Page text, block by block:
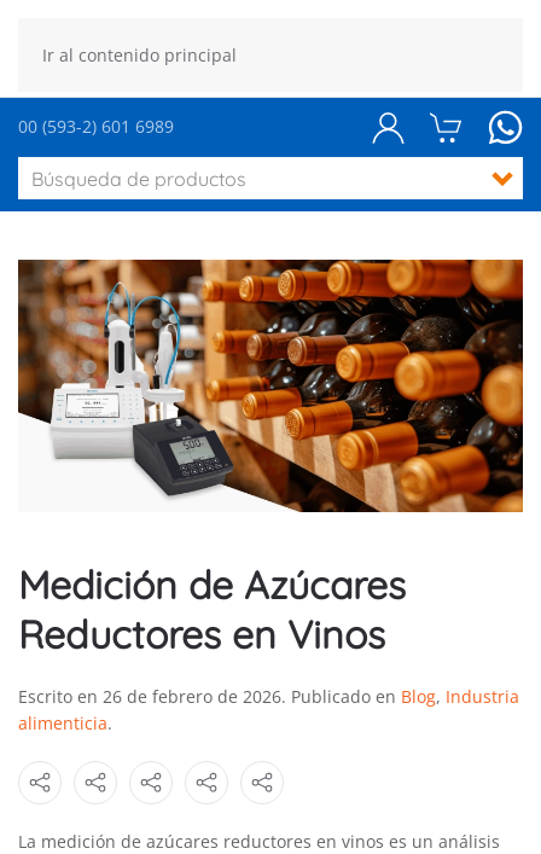
Ir al contenido principal
00 (593-2) 601 6989
Medición de Azúcares
Reductores en Vinos
Escrito en 26 de febrero de 2026. Publicado en Blog, Industria
alimenticia.
La medición de azúcares reductores en vinos es un análisis